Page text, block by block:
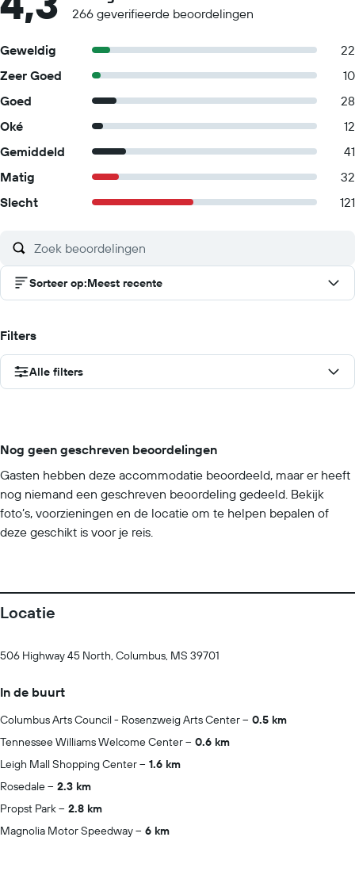
266 geverifieerde beoordelingen
Geweldig
22
Zeer Goed
10
Goed
28
Oké
12
Gemiddeld
41
Matig
32
Slecht
121
Sorteer op:Meest recente
Filters
Alle filters
Nog geen geschreven beoordelingen
Gasten hebben deze accommodatie beoordeeld, maar er heeft
nog niemand een geschreven beoordeling gedeeld. Bekijk
foto’s, voorzieningen en de locatie om te helpen bepalen of
deze geschikt is voor je reis.
Locatie
506 Highway 45 North, Columbus, MS 39701
In de buurt
Columbus Arts Council - Rosenzweig Arts Center
0.5 km
Tennessee Williams Welcome Center
0.6 km
Leigh Mall Shopping Center
1.6 km
Rosedale
2.3 km
Propst Park
2.8 km
Magnolia Motor Speedway
6 km